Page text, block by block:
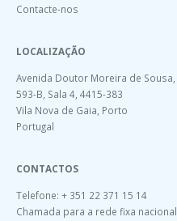
Contacte-nos
LOCALIZAÇÃO
Avenida Doutor Moreira de Sousa,
593-B, Sala 4, 4415-383
Vila Nova de Gaia, Porto
Portugal
CONTACTOS
Telefone: + 351 22 371 15 14
Chamada para a rede fixa nacional